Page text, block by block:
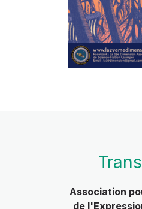
Association
de